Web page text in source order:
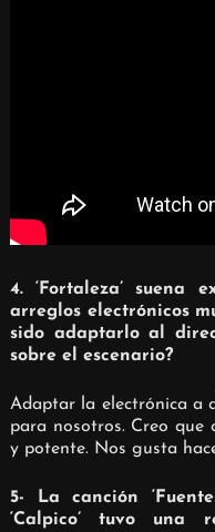
4. ‘Fortaleza’ suena
arreglos electrónicos
sido adaptarlo al
sobre el escenario?
Adaptar la electrónica a
para nosotros. Creo que
y potente. Nos gusta
5- La canción
‘Calpico’ tuvo una